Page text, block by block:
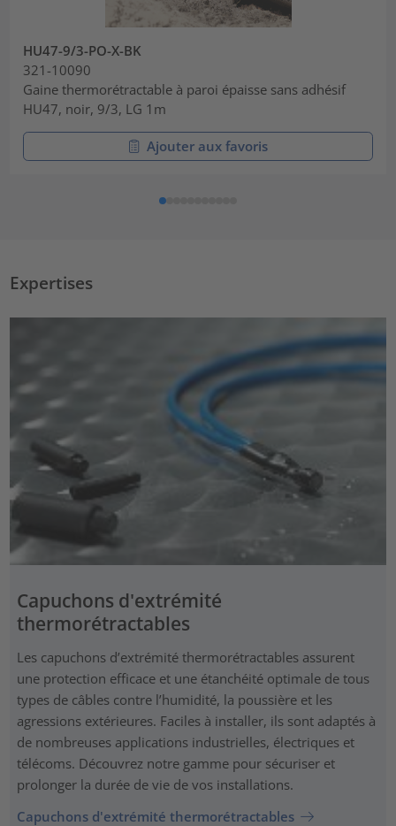
HU47-9/3-PO-X-BK
321-10090
Gaine thermorétractable à paroi épaisse sans adhésif
HU47, noir, 9/3, LG 1m
Ajouter aux favoris
Expertises
Capuchons d'extrémité
thermorétractables
Les capuchons d’extrémité thermorétractables assurent
une protection efficace et une étanchéité optimale de tous
types de câbles contre l’humidité, la poussière et les
agressions extérieures. Faciles à installer, ils sont adaptés à
de nombreuses applications industrielles, électriques et
télécoms. Découvrez notre gamme pour sécuriser et
prolonger la durée de vie de vos installations.
Capuchons d'extrémité thermorétractables